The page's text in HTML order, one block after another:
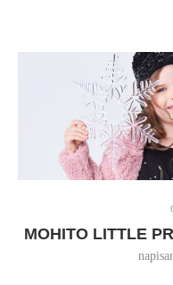
MOHITO LITTLE